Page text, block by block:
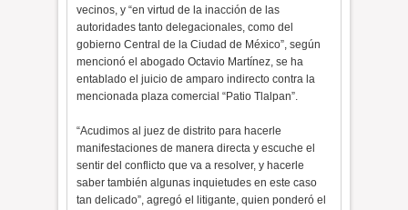
vecinos, y “en virtud de la inacción de las
autoridades tanto delegacionales, como del
gobierno Central de la Ciudad de México”, según
mencionó el abogado Octavio Martínez, se ha
entablado el juicio de amparo indirecto contra la
mencionada plaza comercial “Patio Tlalpan”.
“Acudimos al juez de distrito para hacerle
manifestaciones de manera directa y escuche el
sentir del conflicto que va a resolver, y hacerle
saber también algunas inquietudes en este caso
tan delicado”, agregó el litigante, quien ponderó el